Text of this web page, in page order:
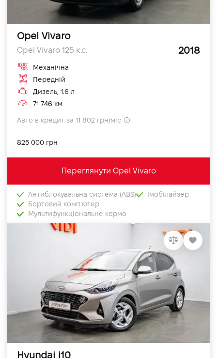
Opel Vivaro
Opel Vivaro 125 к.с. 2018
Механічна
Передній
Дизель, 1.6 л
71 746 км
Авто в кредит за 11 802 грн/міс
825 000 грн
Переглянути Opel Vivaro
Антиблокувальна система (ABS)
Імобілайзер
Бортовий комп'ютер
Мультифункціональне кермо
Hyundai i10